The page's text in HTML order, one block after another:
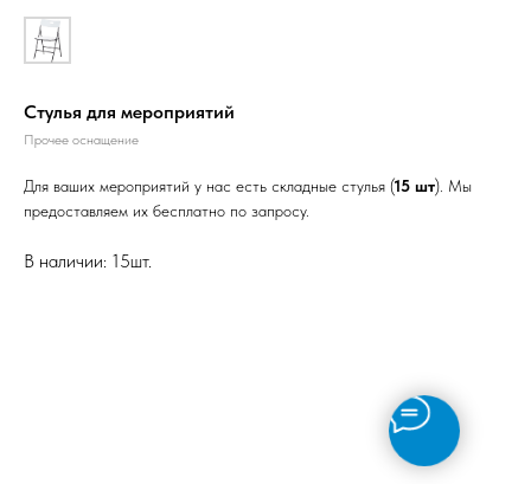
Стулья для мероприятий
Прочее оснащение
Для ваших мероприятий у нас есть складные стулья (15 шт). Мы
предоставляем их бесплатно по запросу.
В наличии: 15шт.